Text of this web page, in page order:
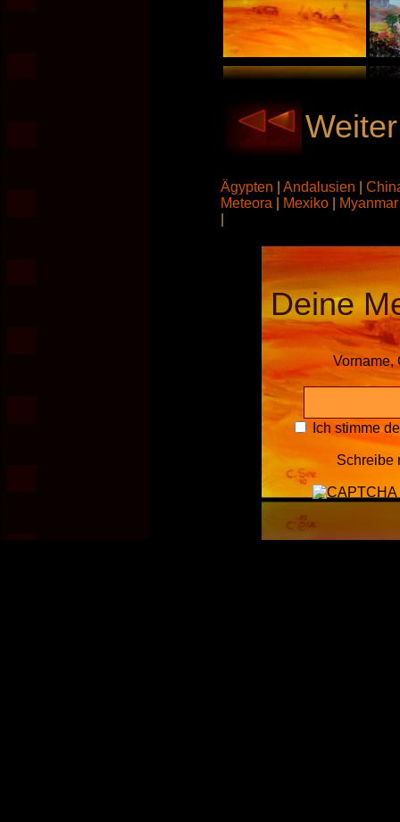
Ägypten Andalusien
Meteora
Mexiko
Deine
Vorname,
Ich stimme
Schreibe